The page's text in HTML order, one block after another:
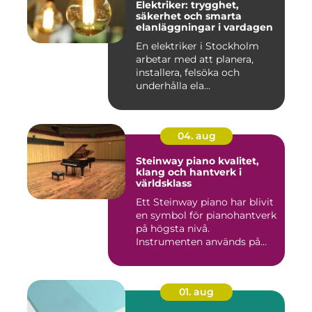
Elektriker: trygghet,
säkerhet och smarta
elanläggningar i vardagen
En elektriker i Stockholm
arbetar med att planera,
installera, felsöka och
underhålla ela...
04. aug
Steinway piano kvalitet,
klang och hantverk i
världsklass
Ett Steinway piano har blivit
en symbol för pianohantverk
på högsta nivå.
Instrumenten används på
01. aug